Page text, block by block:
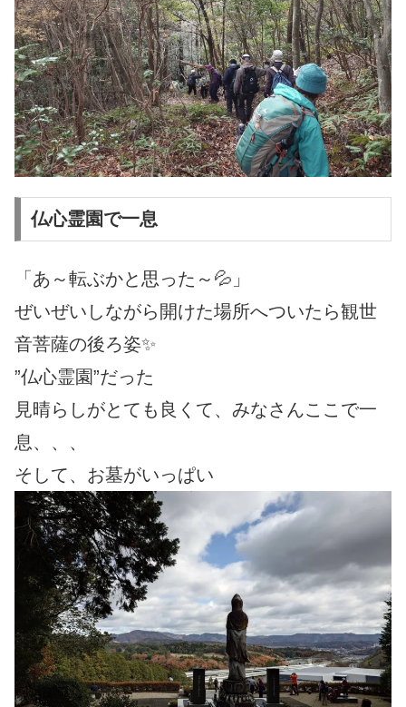
仏心霊園で一息
「あ～転ぶかと思った～💦」
ぜいぜいしながら開けた場所へついたら観世
音菩薩の後ろ姿✨
”仏心霊園”だった
見晴らしがとても良くて、みなさんここで一
息、、、
そして、お墓がいっぱい